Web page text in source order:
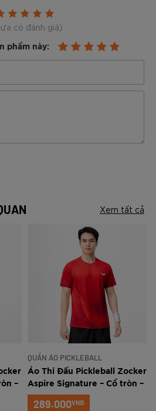
có đánh giá)
phẩm này:
Xem tất cả
–
QUẦN ÁO PICKLEBALL
Áo Thi Đấu Pickleball Zocker
Aspire Signature – Cổ tròn –
Đỏ
289.000VNĐ